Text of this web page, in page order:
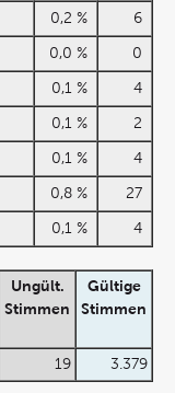
0,2 % 6
0,0 % 0
0,1 % 4
0,1 % 2
0,1 % 4
0,8 % 27
0,1 % 4
Ungült.
Stimmen
Gültige
Stimmen
19 3.379